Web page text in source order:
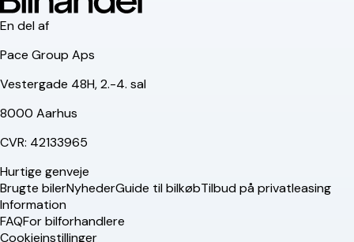
En del af
Pace Group Aps
Vestergade 48H, 2.-4. sal
8000 Aarhus
CVR: 42133965
Hurtige genveje
Brugte bilerNyhederGuide til bilkøbTilbud på privatleasing
Information
FAQFor bilforhandlere
Cookieinstillinger